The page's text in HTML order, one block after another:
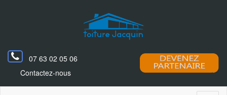
07 63 02 05 06
Contactez-nous